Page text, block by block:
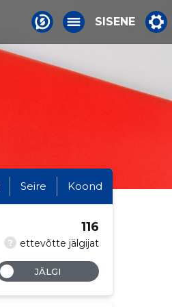
SISENE
Seire Koond
? ettevõtte jälgijat
116
JÄLGI